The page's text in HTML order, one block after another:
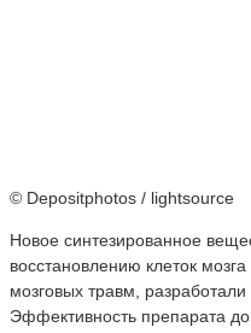
© Depositphotos / lightsource
Новое синтезированное
восстановлению клеток
мозговых травм,
Эффективность препарата